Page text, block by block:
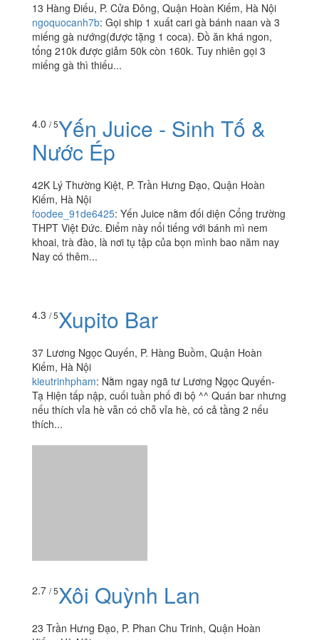
13 Hàng Điếu, P. Cửa Đông, Quận Hoàn Kiếm, Hà Nội
ngoquocanh7b: Gọi ship 1 xuất cari gà bánh naan và 3
miếng gà nướng(được tặng 1 coca). Đồ ăn khá ngon,
tổng 210k được giảm 50k còn 160k. Tuy nhiên gọi 3
miếng gà thì thiếu...
4.0 / 5Yến Juice - Sinh Tố &
Nước Ép
42K Lý Thường Kiệt, P. Trần Hưng Đạo, Quận Hoàn
Kiếm, Hà Nội
foodee_91de6425: Yến Juice nằm đối diện Cổng trường
THPT Việt Đức. Điểm này nổi tiếng với bánh mì nem
khoai, trà đào, là nơi tụ tập của bọn mình bao năm nay
Nay có thêm...
4.3 / 5Xupito Bar
37 Lương Ngọc Quyến, P. Hàng Buồm, Quận Hoàn
Kiếm, Hà Nội
kieutrinhpham: Nằm ngay ngã tư Lương Ngọc Quyến-
Tạ Hiện tấp nập, cuối tuần phố đi bộ ^^ Quán bar nhưng
nếu thích vỉa hè vẫn có chỗ vỉa hè, có cả tầng 2 nếu
thích...
Mọi người tự đánh giá chứ mình thì không chấp nhận